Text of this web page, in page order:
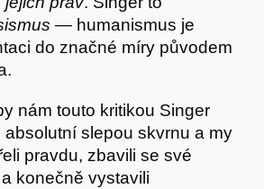
— humanismus je
do značné míry původem
nám touto kritikou Singer
slepou skvrnu a my
pravdu, zbavili se své
konečně vystavili